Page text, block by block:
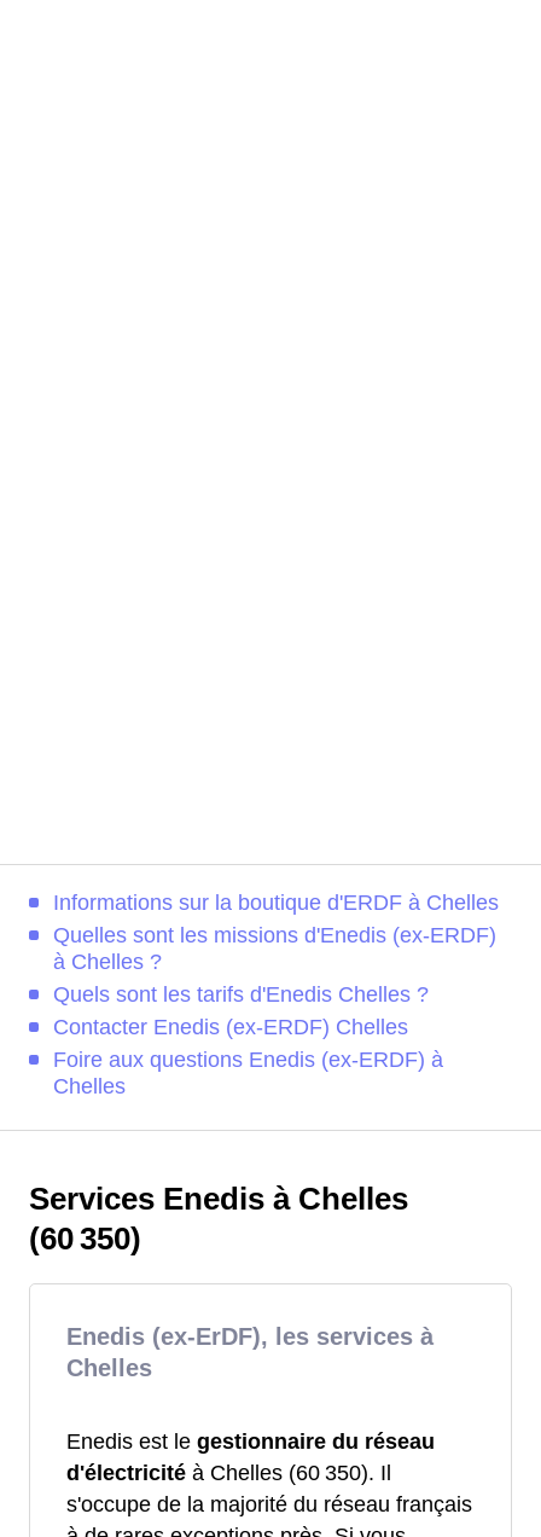
Informations sur la boutique d'ERDF à Chelles
Quelles sont les missions d'Enedis (ex-ERDF)
à Chelles ?
Quels sont les tarifs d'Enedis Chelles ?
Contacter Enedis (ex-ERDF) Chelles
Foire aux questions Enedis (ex-ERDF) à
Chelles
Services Enedis à Chelles
(60 350)
Enedis (ex-ErDF), les services à
Chelles
Enedis est le gestionnaire du réseau
d'électricité à Chelles (60 350). Il
s'occupe de la majorité du réseau français